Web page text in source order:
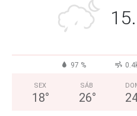
97 %
SEX
18°
SÁB
26°